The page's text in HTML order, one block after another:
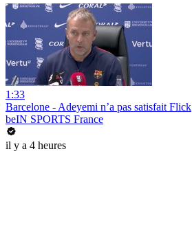
1:33
Barcelone - Adeyemi n’a pas satisfait Flick
beIN SPORTS France
il y a 4 heures